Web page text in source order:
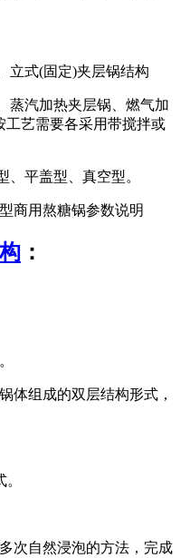
立式(固定)夹层锅结构
蒸汽加热夹层锅、燃气加
工艺需要各采用带搅拌或
、平盖型、真空型。
：
体组成的双层结构形式，
次自然浸泡的方法，完成